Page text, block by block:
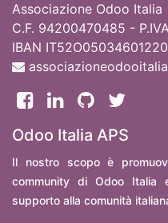
Associazione Odoo Italia
C.F. 94200470485 -
IBAN
Odoo Italia APS
Il nostro scopo è
community di Odoo Italia
supporto alla comunità